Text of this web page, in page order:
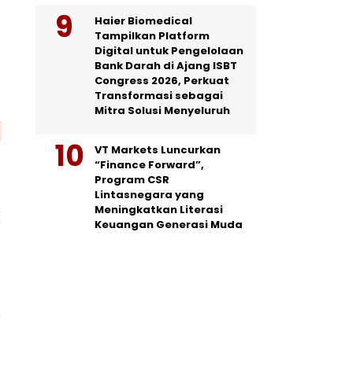
Haier Biomedical
Tampilkan Platform
Digital untuk Pengelolaan
Bank Darah di Ajang ISBT
Congress 2026, Perkuat
Transformasi sebagai
Mitra Solusi Menyeluruh
VT Markets Luncurkan
“Finance Forward”,
Program CSR
Lintasnegara yang
Meningkatkan Literasi
Keuangan Generasi Muda